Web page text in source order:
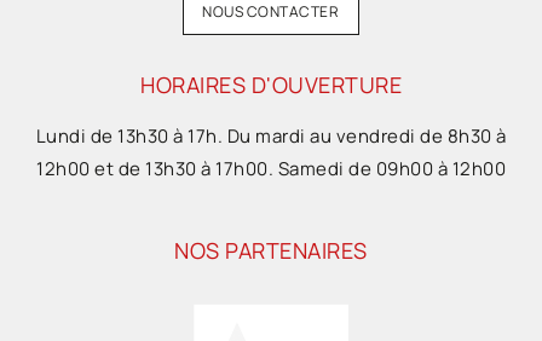
NOUS CONTACTER
HORAIRES D'OUVERTURE
Lundi de 13h30 à 17h. Du mardi au vendredi de 8h30 à
12h00 et de 13h30 à 17h00. Samedi de 09h00 à 12h00
NOS PARTENAIRES